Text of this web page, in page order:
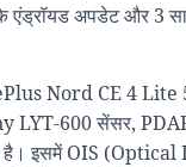
अपडेट और 3
Nord CE 4 Lite
LYT-600 सेंसर,
इसमें OIS (Optical